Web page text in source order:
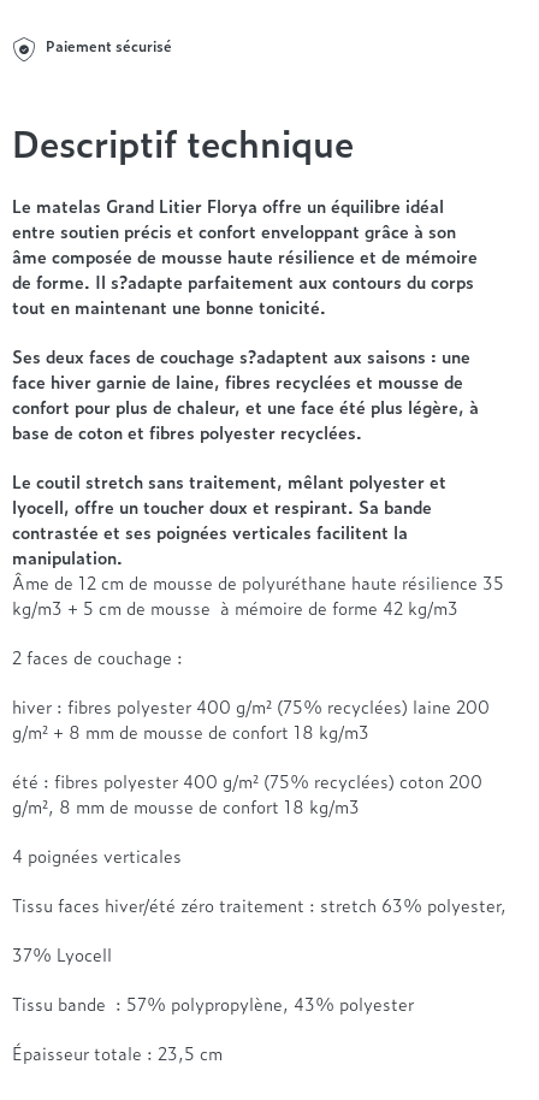
- de 1000€
Nos matelas par marque
Alpen
André Renault
Beautyrest Luxury
Epeda
Ergotherm
Grand Litier
Hotel & Lodge
Simmons
Styldecor
Technilat
Tempur
Treca
+ de 1500€
Entre 1000 et 1500€
+ de 1000€
Paiement sécurisé
Descriptif technique
Le matelas Grand Litier Florya offre un équilibre idéal
entre soutien précis et confort enveloppant grâce à son
âme composée de mousse haute résilience et de mémoire
de forme. Il s?adapte parfaitement aux contours du corps
tout en maintenant une bonne tonicité.
Ses deux faces de couchage s?adaptent aux saisons : une
face hiver garnie de laine, fibres recyclées et mousse de
confort pour plus de chaleur, et une face été plus légère, à
base de coton et fibres polyester recyclées.
Le coutil stretch sans traitement, mêlant polyester et
lyocell, offre un toucher doux et respirant. Sa bande
contrastée et ses poignées verticales facilitent la
manipulation.
Âme de 12 cm de mousse de polyuréthane haute résilience 35
kg/m3 + 5 cm de mousse à mémoire de forme 42 kg/m3
2 faces de couchage :
hiver : fibres polyester 400 g/m² (75% recyclées) laine 200
g/m² + 8 mm de mousse de confort 18 kg/m3
été : fibres polyester 400 g/m² (75% recyclées) coton 200
g/m², 8 mm de mousse de confort 18 kg/m3
4 poignées verticales
Tissu faces hiver/été zéro traitement : stretch 63% polyester,
37% Lyocell
Tissu bande : 57% polypropylène, 43% polyester
Épaisseur totale : 23,5 cm